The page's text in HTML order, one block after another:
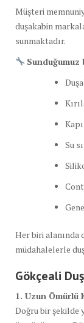
Müşteri
duşakabin
sunmaktadır.
Sunduğumuz
Su
Her biri alanında
müdahalelerle
Gökçeali
1. Uzun Ömürlü
Doğru bir şekilde